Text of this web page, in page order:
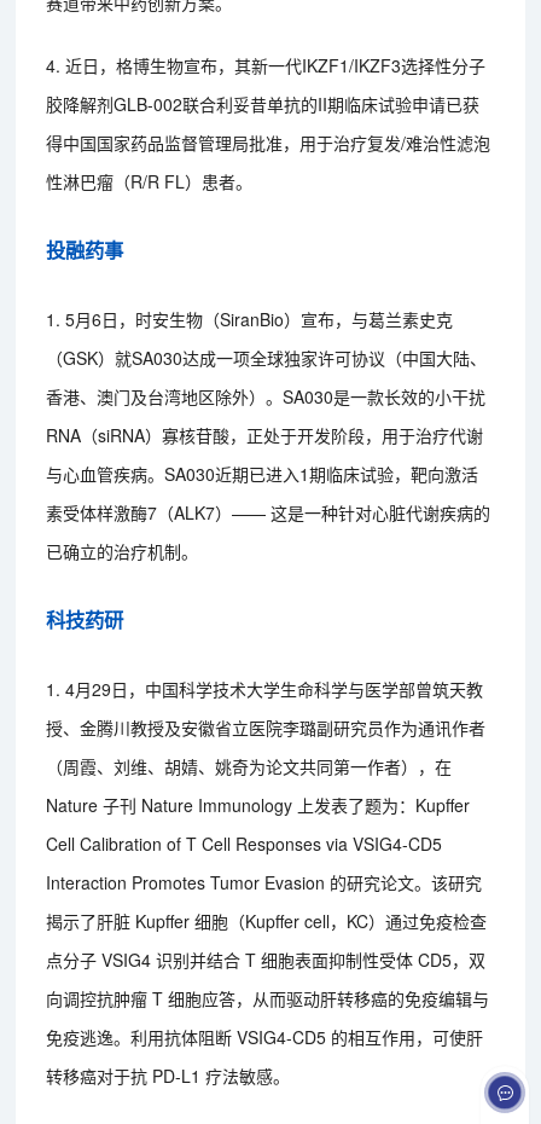
4. 近日，格博生物宣布，其新一代IKZF1/IKZF3选择性分子
胶降解剂GLB-002联合利妥昔单抗的II期临床试验申请已获
得中国国家药品监督管理局批准，用于治疗复发/难治性滤泡
性淋巴瘤（R/R FL）患者。
投融药事
1. 5月6日，时安生物（SiranBio）宣布，与葛兰素史克
（GSK）就SA030达成一项全球独家许可协议（中国大陆、
香港、澳门及台湾地区除外）。SA030是一款长效的小干扰
RNA（siRNA）寡核苷酸，正处于开发阶段，用于治疗代谢
与心血管疾病。SA030近期已进入1期临床试验，靶向激活
素受体样激酶7（ALK7）—— 这是一种针对心脏代谢疾病的
已确立的治疗机制。
科技药研
1. 4月29日，中国科学技术大学生命科学与医学部曾筑天教
授、金腾川教授及安徽省立医院李璐副研究员作为通讯作者
（周霞、刘维、胡婧、姚奇为论文共同第一作者），在
Nature 子刊 Nature Immunology 上发表了题为：Kupffer
Cell Calibration of T Cell Responses via VSIG4-CD5
Interaction Promotes Tumor Evasion 的研究论文。该研究
揭示了肝脏 Kupffer 细胞（Kupffer cell，KC）通过免疫检查
点分子 VSIG4 识别并结合 T 细胞表面抑制性受体 CD5，双
向调控抗肿瘤 T 细胞应答，从而驱动肝转移癌的免疫编辑与
免疫逃逸。利用抗体阻断 VSIG4-CD5 的相互作用，可使肝
转移癌对于抗 PD-L1 疗法敏感。